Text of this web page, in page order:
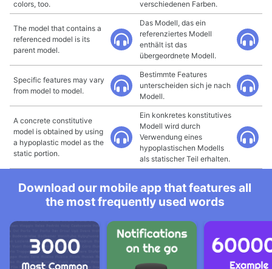
colors, too.
verschiedenen Farben.
The model that contains a
referenced model is its
parent model.
Das Modell, das ein
referenziertes Modell
enthält ist das
übergeordnete Modell.
Specific features may vary
from model to model.
Bestimmte Features
unterscheiden sich je nach
Modell.
A concrete constitutive
model is obtained by using
a hypoplastic model as the
static portion.
Ein konkretes konstitutives
Modell wird durch
Verwendung eines
hypoplastischen Modells
als statischer Teil erhalten.
Download our mobile app that features all
the most frequently used words